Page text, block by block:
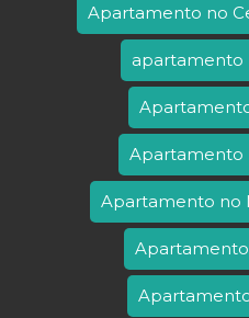
Apartamento no
apartamento
Apartamento
Apartamento no